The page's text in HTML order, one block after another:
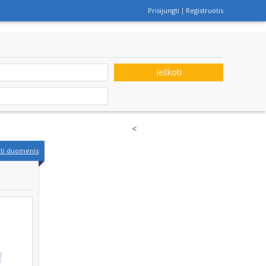
Prisijungti Registruotis
Ieškoti
duomenis
<